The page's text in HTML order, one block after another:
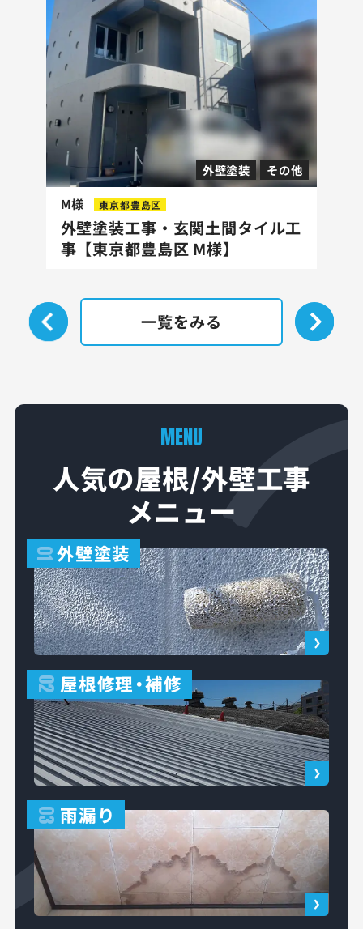
外壁塗装 その他
M様 東京都豊島区
外壁塗装工事・玄関土間タイル工
事【東京都豊島区 M様】
一覧をみる
MENU
人気の屋根/外壁工事
メニュー
01外壁塗装
02 屋根修理・補修
03 雨漏り